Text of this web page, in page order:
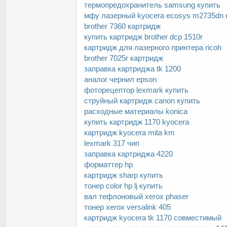
термопредохранитель samsung купить
мфу лазерный kyocera ecosys m2735dn
brother 7360 картридж
купить картридж brother dcp 1510r
картридж для лазерного принтера ricoh
brother 7025r картридж
заправка картриджа tk 1200
аналог чернил epson
фоторецептор lexmark купить
струйный картридж canon купить
расходные материалы konica
купить картридж 1170 kyocera
картридж kyocera mita km
lexmark 317 чип
заправка картриджа 4220
форматтер hp
картридж sharp купить
тонер color hp lj купить
вал тефлоновый xerox phaser
тонер xerox versalink 405
картридж kyocera tk 1170 совместимый